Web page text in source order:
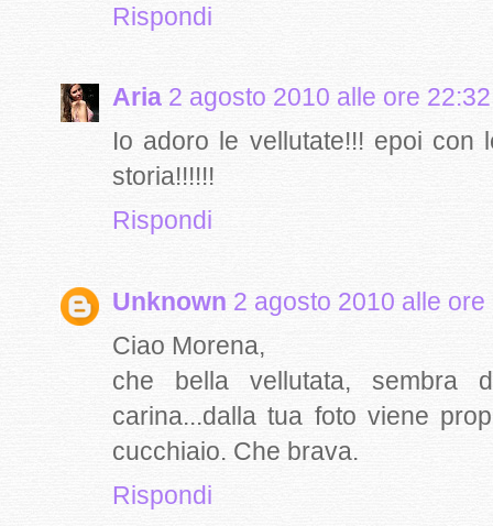
Rispondi
Aria 2 agosto 2010 alle ore 22:32
Io adoro le vellutate!!! epoi con
storia!!!!!!
Rispondi
Unknown 2 agosto 2010 alle ore
Ciao Morena,
che bella vellutata, sembra
carina...dalla tua foto viene
cucchiaio. Che brava.
Rispondi